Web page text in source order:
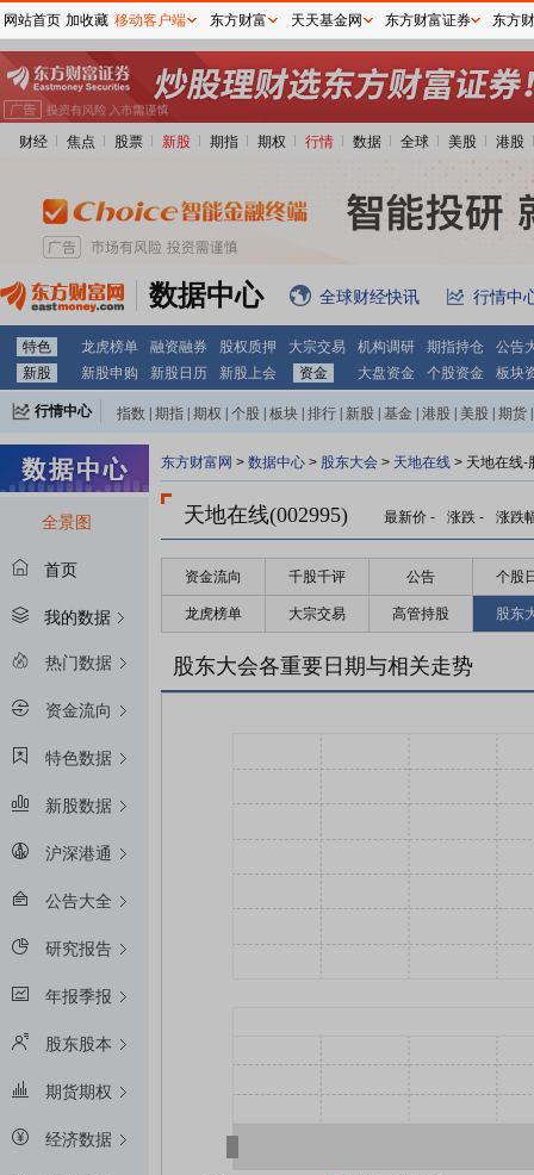
财经 焦点 股票 新股 期指 期权 行情 数据 全球 美股 港股
数据中心 全球财经快讯 行情中
特色 龙虎榜单 融资融券 股权质押 大宗交易 机构调研 期指持仓
公告
新股
新股申购 新股日历 新股上会 资金 大盘资金 个股资金 板块
行情中心 指数 期指 期权 个股 板块 排行 新股 基金 港股 美股 期货
全景图
首页
我的数据
热门数据
资金流向
特色数据
新股数据
沪深港通
公告大全
研究报告
年报季报
股东股本
期货期权
经济数据
东方财富网 > 数据中心 > 股东大会 > 天地在线 > 天地在线-
天地在线(002995) 最新价 - 涨跌 - 涨跌
资金流向 千股千评 公告 个股
龙虎榜单 大宗交易 高管持股 股东
股东大会各重要日期与相关走势
网站首页 加收藏 移动客户端 东方财富 天天基金网 东方财富证券 东方